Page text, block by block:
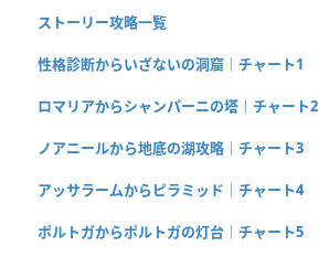
ストーリー攻略一覧
性格診断からいざないの洞窟｜チャート1
ロマリアからシャンパーニの塔｜チャート2
ノアニールから地底の湖攻略｜チャート3
アッサラームからピラミッド｜チャート4
ポルトガからポルトガの灯台｜チャート5